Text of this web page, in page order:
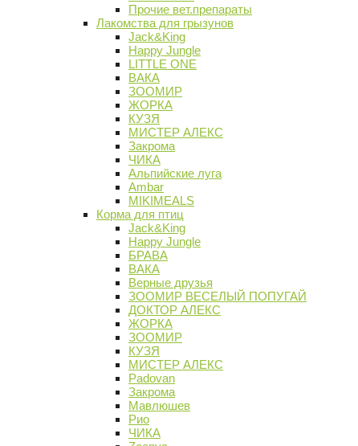
Прочие вет.препараты
Лакомства для грызунов
Jack&King
Happy Jungle
LITTLE ONE
ВАКА
ЗООМИР
ЖОРКА
КУЗЯ
МИСТЕР АЛЕКС
Закрома
ЧИКА
Альпийские луга
Ambar
MIKIMEALS
Корма для птиц
Jack&King
Happy Jungle
БРАВА
ВАКА
Верные друзья
ЗООМИР ВЕСЕЛЫЙ ПОПУГАЙ
ДОКТОР АЛЕКС
ЖОРКА
ЗООМИР
КУЗЯ
МИСТЕР АЛЕКС
Padovan
Закрома
Мавлюшев
Рио
ЧИКА